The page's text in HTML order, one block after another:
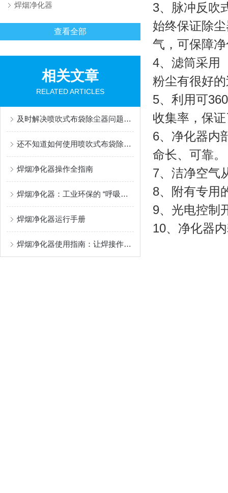
焊烟净化器
查看全部
相关文章
RELATED ARTICLES
及时解决喷吹式布袋除尘器问题是保障系统环保运行的关键
还不知道如何使用喷吹式布袋除尘器？进来看
焊烟净化器操作全指南
焊烟净化器：工业环保的 “呼吸卫士”
焊烟净化器运行手册
焊烟净化器使用指南：让焊接作业更安全环保
3、脉冲反吹
始终保证除
气，可保障
4、滤筒采用
粉尘有很好
5、利用可
收集率，保
6、净化器内
命长、可靠。
7、洁净空气
8、附有专用
9、光电控制
10、净化器